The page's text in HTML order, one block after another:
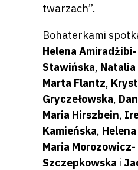
twarzach”.
Bohaterkami
Helena Amiradżibi-
Stawińska,
Marta Flantz,
Gryczełowska,
Maria Hirszbein,
Kamieńska,
Maria Morozowicz-
Szczepkowska i